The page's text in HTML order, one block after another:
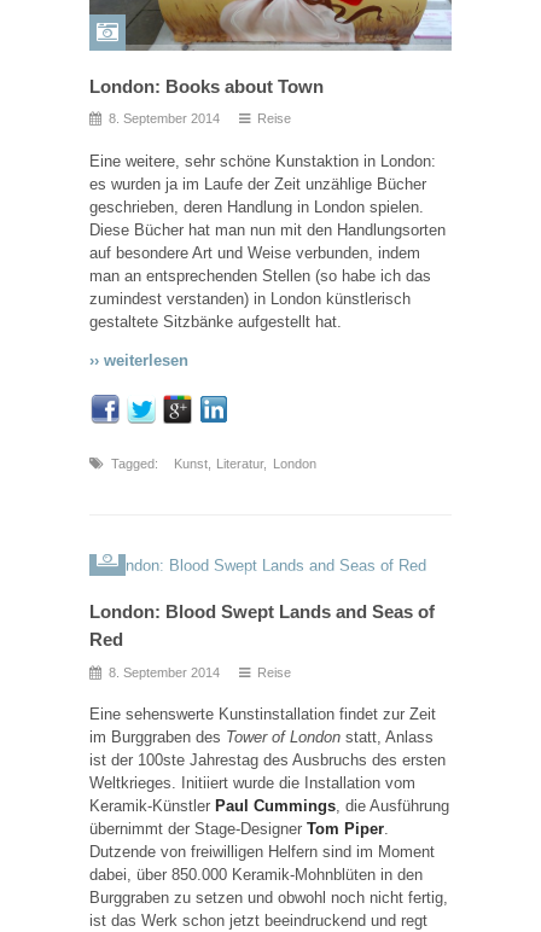
London: Books about Town
8. September 2014 Reise
Eine weitere, sehr schöne Kunstaktion in London:
es wurden ja im Laufe der Zeit unzählige Bücher
geschrieben, deren Handlung in London spielen.
Diese Bücher hat man nun mit den Handlungsorten
auf besondere Art und Weise verbunden, indem
man an entsprechenden Stellen (so habe ich das
zumindest verstanden) in London künstlerisch
gestaltete Sitzbänke aufgestellt hat.
›› weiterlesen
Tagged: Kunst, Literatur, London
London: Blood Swept Lands and Seas of
Red
8. September 2014 Reise
Eine sehenswerte Kunstinstallation findet zur Zeit
im Burggraben des Tower of London statt, Anlass
ist der 100ste Jahrestag des Ausbruchs des ersten
Weltkrieges. Initiiert wurde die Installation vom
Keramik-Künstler Paul Cummings, die Ausführung
übernimmt der Stage-Designer Tom Piper.
Dutzende von freiwilligen Helfern sind im Moment
dabei, über 850.000 Keramik-Mohnblüten in den
Burggraben zu setzen und obwohl noch nicht fertig,
ist das Werk schon jetzt beeindruckend und regt